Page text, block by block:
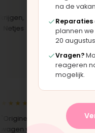
★★★★★
"Bekleding
set, zag er
uit. Duidelijk
Iris · Bugaboo
onderdeel voor
van 10 jaar oud. Top
na de
plannen
20
Vragen?
reageren
mogelijk.